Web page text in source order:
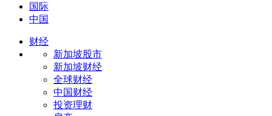
国际
中国
财经
新加坡股市
新加坡财经
全球财经
中国财经
投资理财